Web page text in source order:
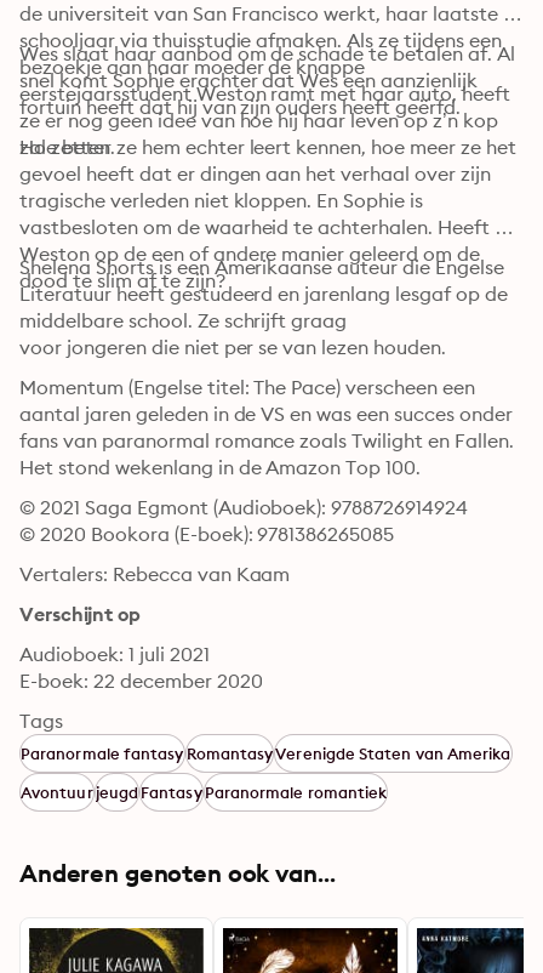
de universiteit van San Francisco werkt, haar laatste
schooljaar via thuisstudie afmaken. Als ze tijdens een
bezoekje aan haar moeder de knappe
eerstejaarsstudent Weston ramt met haar auto, heeft
ze er nog geen idee van hoe hij haar leven op z’n kop
zal zetten.
Wes slaat haar aanbod om de schade te betalen af. Al
snel komt Sophie erachter dat Wes een aanzienlijk
fortuin heeft dat hij van zijn ouders heeft geërfd.
Hoe beter ze hem echter leert kennen, hoe meer ze het
gevoel heeft dat er dingen aan het verhaal over zijn
tragische verleden niet kloppen. En Sophie is
vastbesloten om de waarheid te achterhalen. Heeft
Weston op de een of andere manier geleerd om de
dood te slim af te zijn?
Shelena Shorts is een Amerikaanse auteur die Engelse
Literatuur heeft gestudeerd en jarenlang lesgaf op de
middelbare school. Ze schrijft graag
voor jongeren die niet per se van lezen houden.
Momentum (Engelse titel: The Pace) verscheen een
aantal jaren geleden in de VS en was een succes onder
fans van paranormal romance zoals Twilight en Fallen.
Het stond wekenlang in de Amazon Top 100.
© 2021 Saga Egmont (Audioboek): 9788726914924
© 2020 Bookora (E-boek): 9781386265085
Vertalers: Rebecca van Kaam
Verschijnt op
Audioboek: 1 juli 2021
E-boek: 22 december 2020
Tags
Paranormale fantasyRomantasyVerenigde Staten van Amerika
AvontuurjeugdFantasyParanormale romantiek
Anderen genoten ook van...